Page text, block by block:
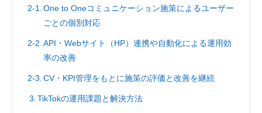
One to Oneコミュニケーション施策によるユーザー
ごとの個別対応
API・Webサイト（HP）連携や自動化による運用効
率の改善
CV・KPI管理をもとに施策の評価と改善を継続
TikTokの運用課題と解決方法